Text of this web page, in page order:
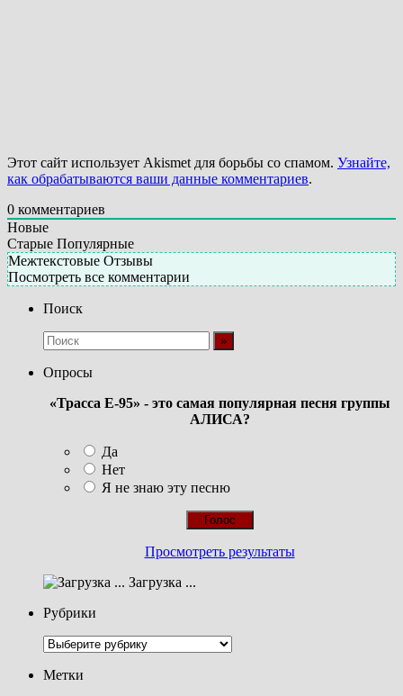
Этот сайт использует Akismet для борьбы со спамом. Узнайте,
как обрабатываются ваши данные комментариев.
0 комментариев
Новые
Старые Популярные
Межтекстовые Отзывы
Посмотреть все комментарии
Поиск
Опросы
«Трасса Е-95» - это самая популярная песня группы
АЛИСА?
Да
Нет
Я не знаю эту песню
Просмотреть результаты
Загрузка ...
Рубрики
Рубрики
Метки